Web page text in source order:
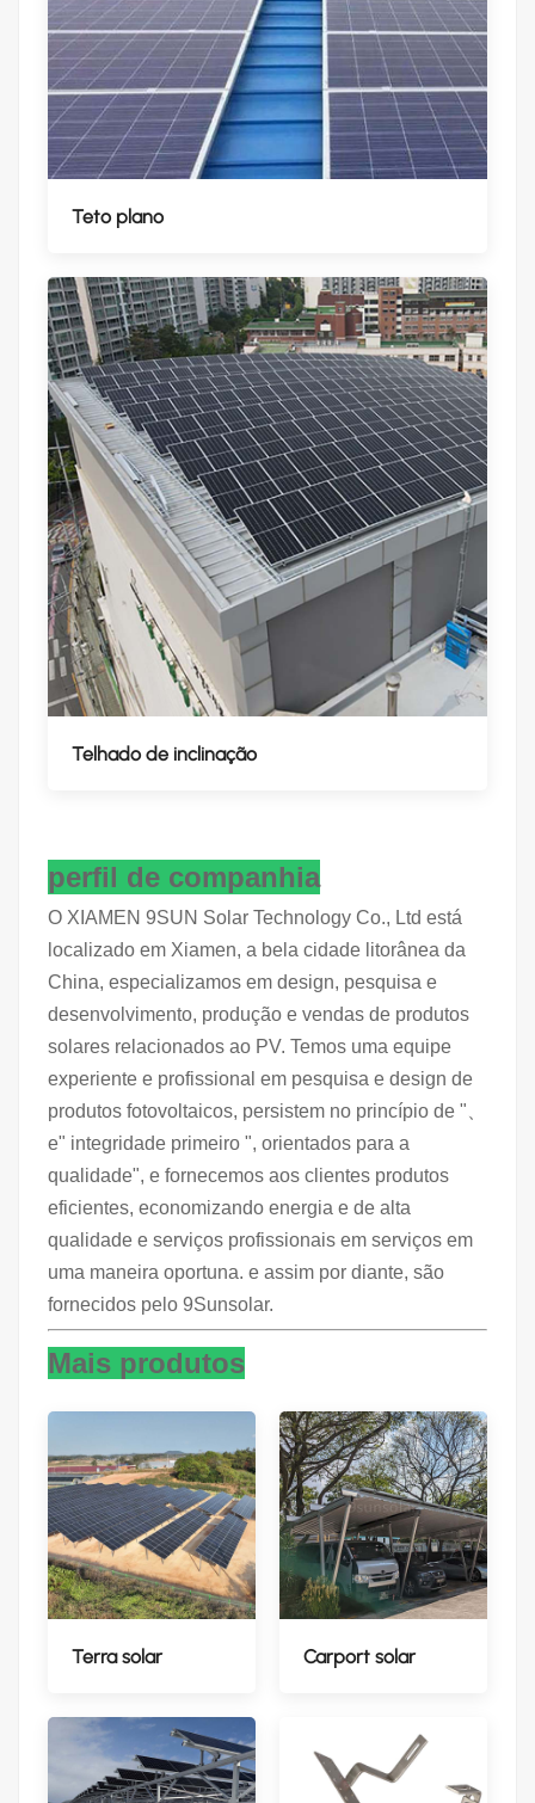
Teto plano
Telhado de inclinação
perfil de companhia
O XIAMEN 9SUN Solar Technology Co., Ltd está
localizado em Xiamen, a bela cidade litorânea da
China, especializamos em design, pesquisa e
desenvolvimento, produção e vendas de produtos
solares relacionados ao PV. Temos uma equipe
experiente e profissional em pesquisa e design de
produtos fotovoltaicos, persistem no princípio de "、
e" integridade primeiro ", orientados para a
qualidade", e fornecemos aos clientes produtos
eficientes, economizando energia e de alta
qualidade e serviços profissionais em serviços em
uma maneira oportuna. e assim por diante, são
fornecidos pelo 9Sunsolar.
Mais produtos
Terra solar Carport solar